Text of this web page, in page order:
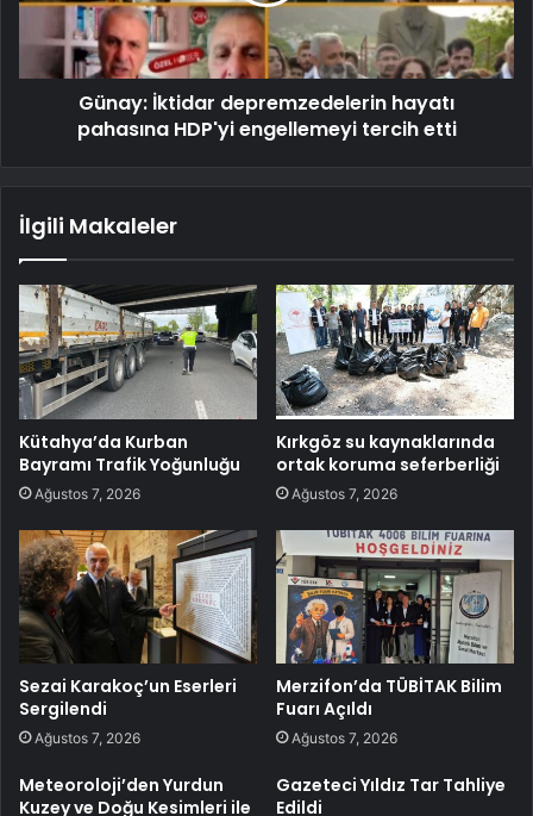
Günay: İktidar depremzedelerin hayatı
pahasına HDP'yi engellemeyi tercih etti
İlgili Makaleler
Kütahya’da Kurban
Bayramı Trafik Yoğunluğu
Ağustos 7, 2026
Kırkgöz su kaynaklarında
ortak koruma seferberliği
Ağustos 7, 2026
Sezai Karakoç’un Eserleri
Sergilendi
Ağustos 7, 2026
Merzifon’da TÜBİTAK Bilim
Fuarı Açıldı
Ağustos 7, 2026
Meteoroloji’den Yurdun
Kuzey ve Doğu Kesimleri ile
Gazeteci Yıldız Tar Tahliye
Edildi